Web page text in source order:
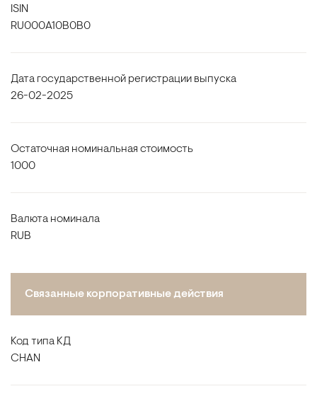
ISIN
RU000A10B0B0
Дата государственной регистрации выпуска
26-02-2025
Остаточная номинальная стоимость
1000
Валюта номинала
RUB
Связанные корпоративные действия
Код типа КД
CHAN